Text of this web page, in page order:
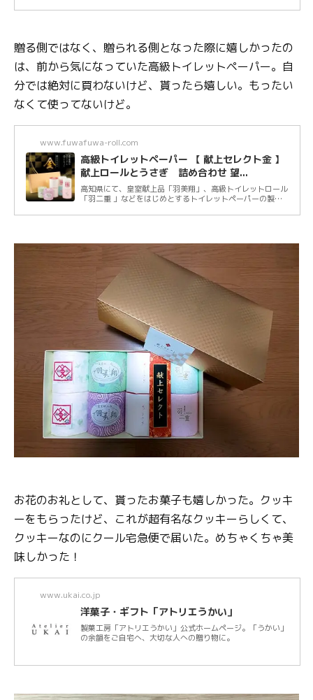
贈る側ではなく、贈られる側となった際に嬉しかったの
は、前から気になっていた高級トイレットペーパー。自
分では絶対に買わないけど、貰ったら嬉しい。もったい
なくて使ってないけど。
www.fuwafuwa-roll.com
高級トイレットペーパー 【 献上セレクト金 】
献上ロールとうさぎ 詰め合わせ 望...
高知県にて、皇室献上品「羽美翔」、高級トイレットロール
「羽二重 」などをはじめとするトイレットペーパーの製
お花のお礼として、貰ったお菓子も嬉しかった。クッキ
ーをもらったけど、これが超有名なクッキーらしくて、
クッキーなのにクール宅急便で届いた。めちゃくちゃ美
味しかった！
www.ukai.co.jp
洋菓子・ギフト「アトリエうかい」
製菓工房「アトリエうかい」公式ホームページ。「うかい」
の余韻をご自宅へ、大切な人への贈り物に。